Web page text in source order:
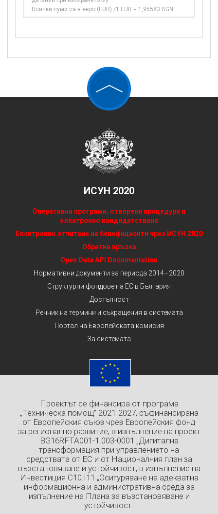
Всички суми са в евро (EUR) /1 EUR = 1,95583 BGN
ИСУН 2020
Оперативни програми, отворени процедури и
електронно кандидатстване
Електронно отчитане на бенефициенти чрез ИСУН 2020
Обратна връзка
Open Data API Documentation
Нормативни документи за периода 2014 - 2020
Структурни фондове на ЕС в България
Достъпност
Речник на термини и съкращения в системата
Портал на Европейската комисия
За системата
Проектът се финансира от програма
„Техническа помощ” 2021-2027, съфинансирана
от Европейския съюз чрез Европейския фонд
за регионално развитие, в изпълнение на проект
BG16RFTA001-1.003-0001 „Дигитална
трансформация при управлението на
средствата от ЕС и от Националния план за
възстановяване и устойчивост, в изпълнение на
Инвестиция C10.I11 „Осигуряване на адекватна
информационна и административна среда за
изпълнение на Плана за възстановяване и
устойчивост.